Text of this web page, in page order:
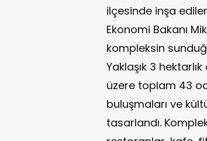
ilçesinde inşa edilen
Ekonomi Bakanı
kompleksin
Yaklaşık 3
üzere toplam 43
buluşmaları ve
tasarlandı.